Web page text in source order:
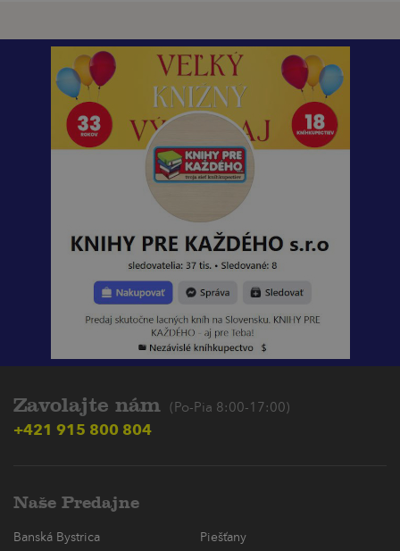
Zavolajte nám (Po-Pia 8:00-17:00)
+421 915 800 804
Naše Predajne
Banská Bystrica
Piešťany